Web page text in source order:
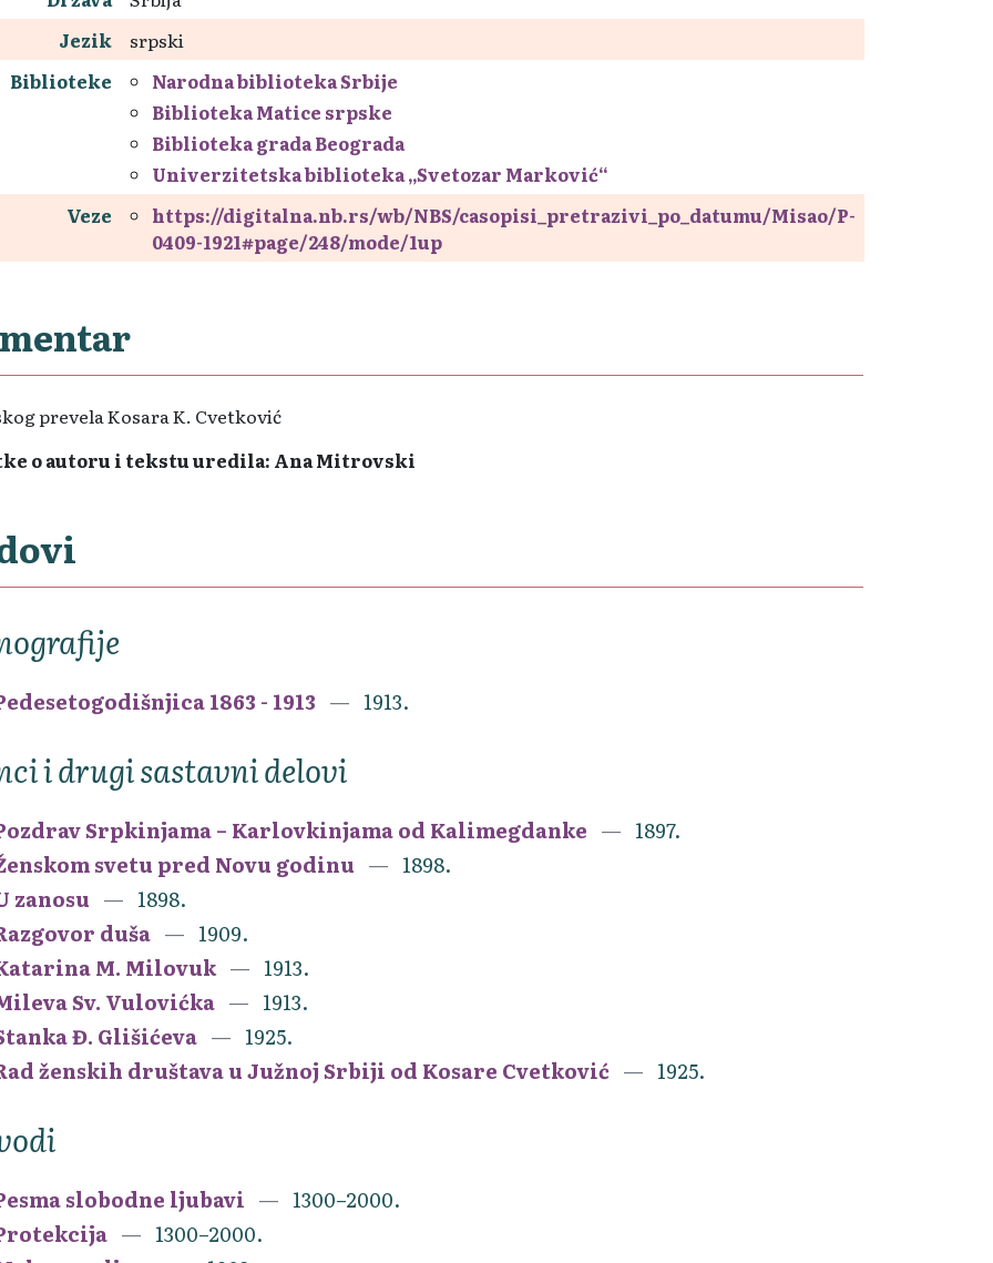
Jezik
srpski
Biblioteke
Narodna biblioteka Srbije
Biblioteka Matice srpske
Biblioteka grada Beograda
Univerzitetska biblioteka „Svetozar Marković“
Veze
https://digitalna.nb.rs/wb/NBS/casopisi_pretrazivi_po_datumu/Misao/P-
0409-1921#page/248/mode/1up
prevela Kosara K. Cvetković
o autoru i tekstu uredila: Ana Mitrovski
1863 - 1913 1913.
i drugi sastavni delovi
Srpkinjama – Karlovkinjama od Kalimegdanke
1897.
svetu pred Novu godinu
1898.
zanosu
1898.
duša
1909.
M. Milovuk
1913.
Sv. Vulovićka
1913.
Đ. Glišićeva
1925.
ženskih društava u Južnoj Srbiji od Kosare Cvetković
1925.
slobodne ljubavi
1300–2000.
1300–2000.